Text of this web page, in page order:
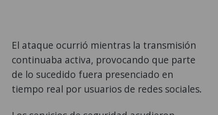
El ataque ocurrió mientras la transmisión
continuaba activa, provocando que parte
de lo sucedido fuera presenciado en
tiempo real por usuarios de redes sociales.